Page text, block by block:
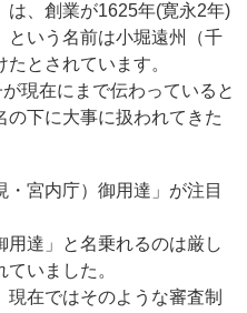
は、創業が1625年(寛永2年)
という名前は小堀遠州（千
とされています。
現在にまで伝わっていると
の下に大事に扱われてきた
宮内庁）御用達」が注目
用達」と名乗れるのは厳し
いました。
在ではそのような審査制